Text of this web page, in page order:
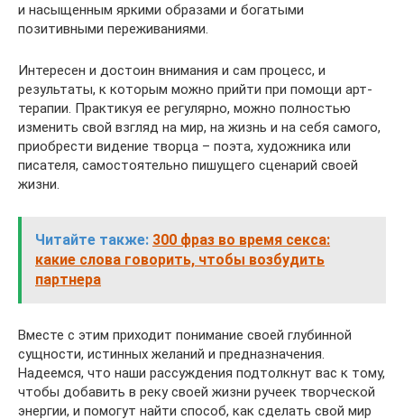
и насыщенным яркими образами и богатыми
позитивными переживаниями.
Интересен и достоин внимания и сам процесс, и
результаты, к которым можно прийти при помощи арт-
терапии. Практикуя ее регулярно, можно полностью
изменить свой взгляд на мир, на жизнь и на себя самого,
приобрести видение творца – поэта, художника или
писателя, самостоятельно пишущего сценарий своей
жизни.
Читайте также: 300 фраз во время секса:
какие слова говорить, чтобы возбудить
партнера
Вместе с этим приходит понимание своей глубинной
сущности, истинных желаний и предназначения.
Надеемся, что наши рассуждения подтолкнут вас к тому,
чтобы добавить в реку своей жизни ручеек творческой
энергии, и помогут найти способ, как сделать свой мир